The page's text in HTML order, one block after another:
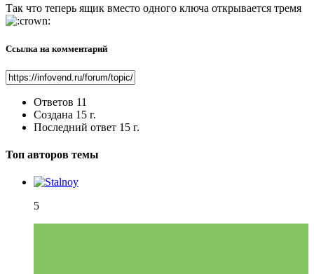
Так что теперь ящик вместо одного ключа открывается тремя
Ссылка на комментарий
Ответов 11
Создана 15 г.
Последний ответ 15 г.
Топ авторов темы
5